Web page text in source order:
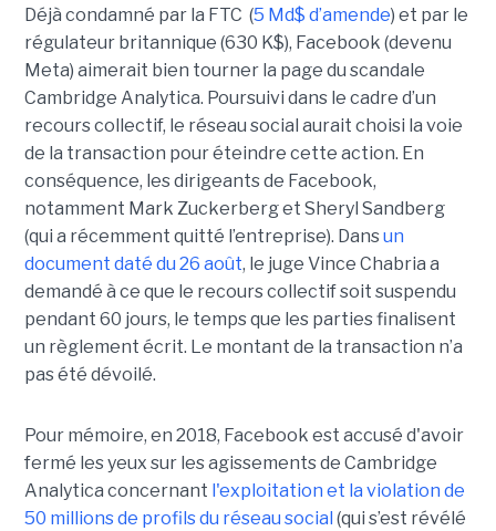
Déjà condamné par la FTC (5 Md$ d’amende) et par le
régulateur britannique (630 K$), Facebook (devenu
Meta) aimerait bien tourner la page du scandale
Cambridge Analytica. Poursuivi dans le cadre d’un
recours collectif, le réseau social aurait choisi la voie
de la transaction pour éteindre cette action. En
conséquence, les dirigeants de Facebook,
notamment Mark Zuckerberg et Sheryl Sandberg
(qui a récemment quitté l’entreprise). Dansun
document daté du 26 août, le juge Vince Chabria a
demandé à ce que le recours collectif soit suspendu
pendant 60 jours, le temps que les parties finalisent
un règlement écrit. Le montant de la transaction n’a
pas été dévoilé.
Pour mémoire, en 2018, Facebook est accusé d'avoir
fermé les yeux sur les agissements de Cambridge
Analytica concernant l'exploitation et la violation de
50 millions de profils du réseau social (qui s’est révélé